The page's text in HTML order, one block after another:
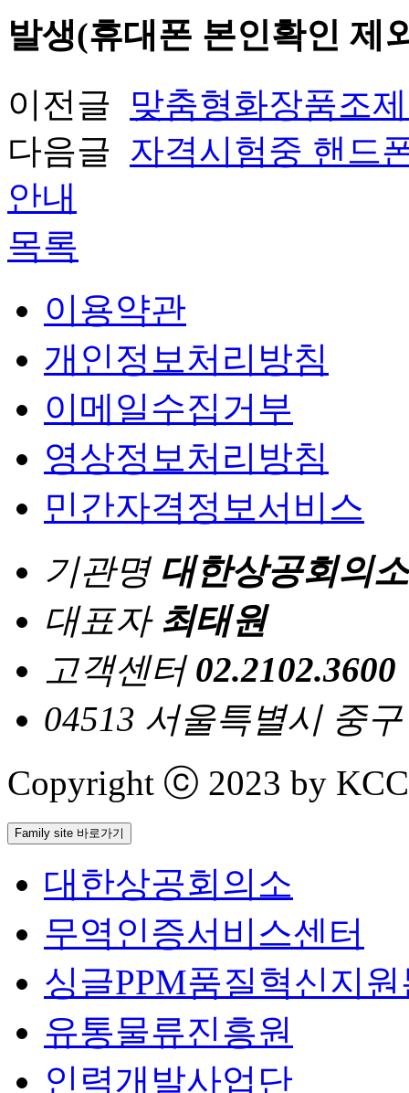
발생(휴대폰 본인확인 제
이전글
맞춤형화장품조
다음글 자격시험중 핸드
안내
목록
이용약관
개인정보처리방침
이메일수집거부
영상정보처리방침
민간자격정보서비스
기관명 대한상공회의소
대표자 최태원
고객센터 02.2102.3600
04513 서울특별시 중
Copyright ⓒ 2023 by
Family site 바로가기
대한상공회의소
무역인증서비스센터
싱글PPM품질혁신지
유통물류진흥원
인력개발사업단